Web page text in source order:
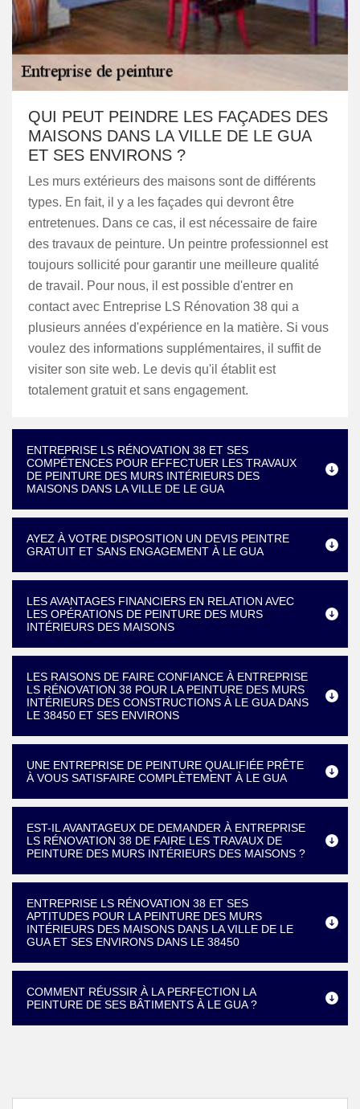
QUI PEUT PEINDRE LES FAÇADES DES
MAISONS DANS LA VILLE DE LE GUA
ET SES ENVIRONS ?
Les murs extérieurs des maisons sont de différents
types. En fait, il y a les façades qui devront être
entretenues. Dans ce cas, il est nécessaire de faire
des travaux de peinture. Un peintre professionnel est
toujours sollicité pour garantir une meilleure qualité
de travail. Pour nous, il est possible d'entrer en
contact avec Entreprise LS Rénovation 38 qui a
plusieurs années d'expérience en la matière. Si vous
voulez des informations supplémentaires, il suffit de
visiter son site web. Le devis qu'il établit est
totalement gratuit et sans engagement.
ENTREPRISE LS RÉNOVATION 38 ET SES
COMPÉTENCES POUR EFFECTUER LES TRAVAUX
DE PEINTURE DES MURS INTÉRIEURS DES
MAISONS DANS LA VILLE DE LE GUA
AYEZ À VOTRE DISPOSITION UN DEVIS PEINTRE
GRATUIT ET SANS ENGAGEMENT À LE GUA
LES AVANTAGES FINANCIERS EN RELATION AVEC
LES OPÉRATIONS DE PEINTURE DES MURS
INTÉRIEURS DES MAISONS
LES RAISONS DE FAIRE CONFIANCE À ENTREPRISE
LS RÉNOVATION 38 POUR LA PEINTURE DES MURS
INTÉRIEURS DES CONSTRUCTIONS À LE GUA DANS
LE 38450 ET SES ENVIRONS
UNE ENTREPRISE DE PEINTURE QUALIFIÉE PRÊTE
À VOUS SATISFAIRE COMPLÈTEMENT À LE GUA
EST-IL AVANTAGEUX DE DEMANDER À ENTREPRISE
LS RÉNOVATION 38 DE FAIRE LES TRAVAUX DE
PEINTURE DES MURS INTÉRIEURS DES MAISONS ?
ENTREPRISE LS RÉNOVATION 38 ET SES
APTITUDES POUR LA PEINTURE DES MURS
INTÉRIEURS DES MAISONS DANS LA VILLE DE LE
GUA ET SES ENVIRONS DANS LE 38450
COMMENT RÉUSSIR À LA PERFECTION LA
PEINTURE DE SES BÂTIMENTS À LE GUA ?